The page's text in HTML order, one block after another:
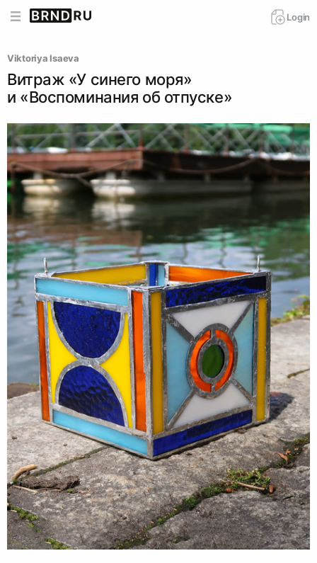
Login
Viktoriya Isaeva
Витраж «У синего моря»
и «Воспоминания об отпуске»